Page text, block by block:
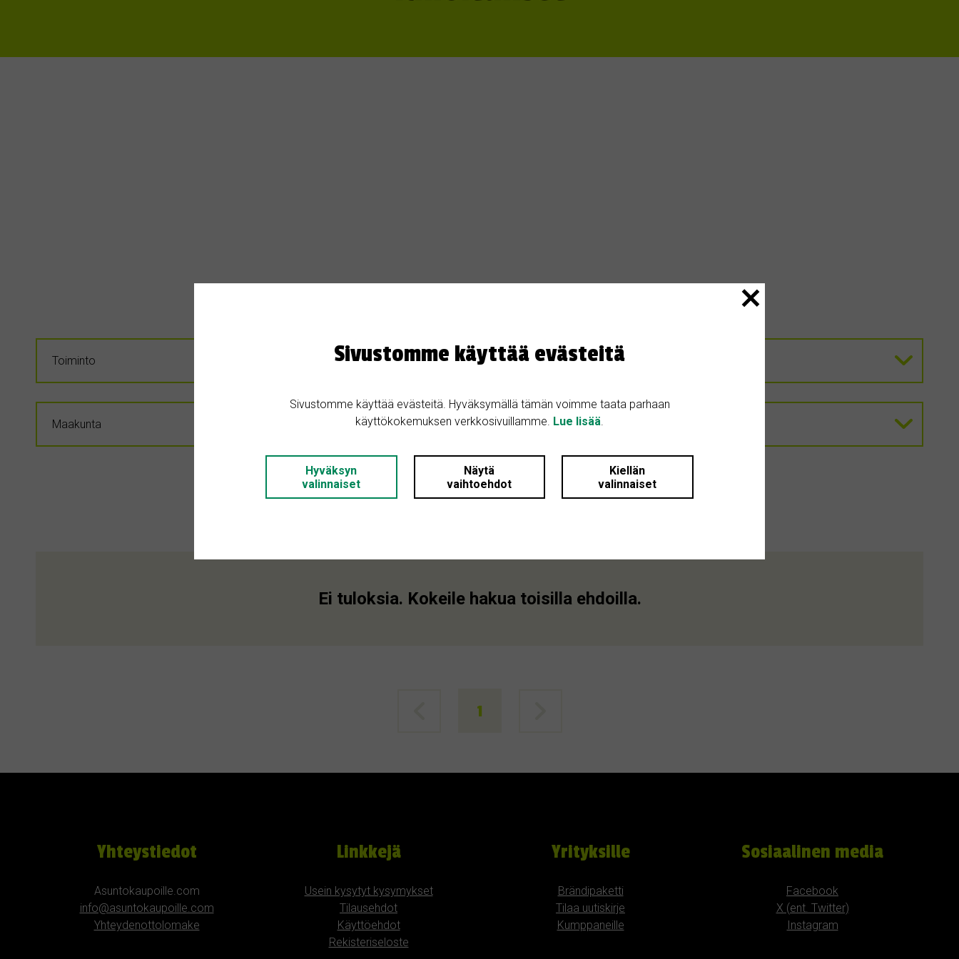
Ei tuloksia. Kokeile hakua toisilla ehdoilla.
1
Yhteystiedot
Asuntokaupoille.com
info@asuntokaupoille.com
Yhteydenottolomake
Linkkejä
Usein kysytyt kysymykset
Tilausehdot
Käyttöehdot
Rekisteriseloste
Yrityksille
Brändipaketti
Tilaa uutiskirje
Kumppaneille
Sosiaalinen media
Facebook
X (ent. Twitter)
Instagram
Sivustomme käyttää evästeitä
Sivustomme käyttää evästeitä. Hyväksymällä tämän voimme taata parhaan
käyttökokemuksen verkkosivuillamme. Lue lisää.
Hyväksyn
valinnaiset
Näytä
vaihtoehdot
Kiellän
valinnaiset